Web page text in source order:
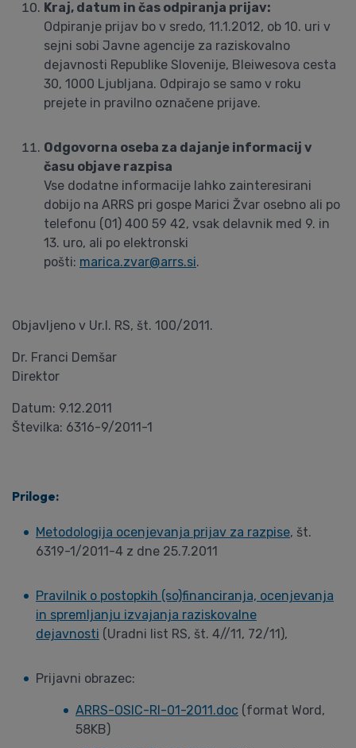
Kraj, datum in čas odpiranja prijav:
Odpiranje prijav bo v sredo, 11.1.2012, ob 10. uri v
sejni sobi Javne agencije za raziskovalno
dejavnosti Republike Slovenije, Bleiwesova cesta
30, 1000 Ljubljana. Odpirajo se samo v roku
prejete in pravilno označene prijave.
Odgovorna oseba za dajanje informacij v
času objave razpisa
Vse dodatne informacije lahko zainteresirani
dobijo na ARRS pri gospe Marici Žvar osebno ali po
telefonu (01) 400 59 42, vsak delavnik med 9. in
13. uro, ali po elektronski
pošti: marica.zvar@arrs.si.
Objavljeno v Ur.l. RS, št. 100/2011.
Dr. Franci Demšar
Direktor
Datum: 9.12.2011
Številka: 6316-9/2011-1
Priloge:
Metodologija ocenjevanja prijav za razpise, št.
6319-1/2011-4 z dne 25.7.2011
Pravilnik o postopkih (so)financiranja, ocenjevanja
in spremljanju izvajanja raziskovalne
dejavnosti (Uradni list RS, št. 4//11, 72/11),
Prijavni obrazec:
ARRS-OSIC-RI-01-2011.doc (format Word,
58KB)